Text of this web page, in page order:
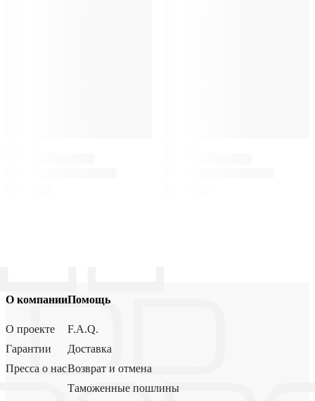
О компании
О проекте
Гарантии
Пресса о нас
Помощь
F.A.Q.
Доставка
Возврат и отмена
Таможенные пошлины